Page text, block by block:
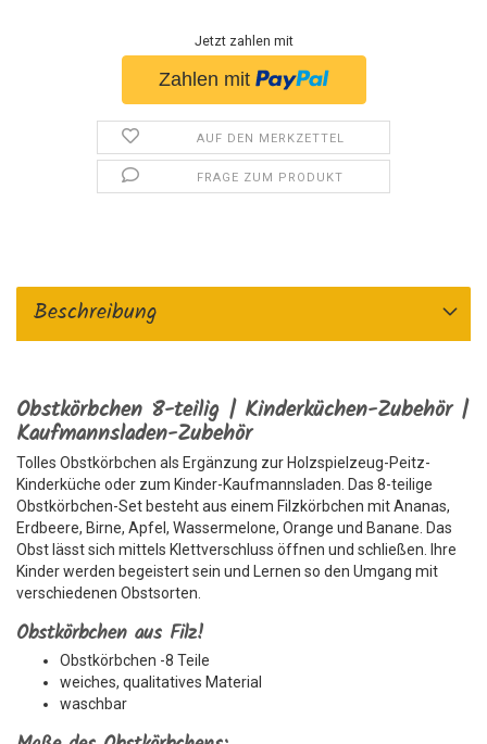
Jetzt zahlen mit
AUF DEN MERKZETTEL
FRAGE ZUM PRODUKT
Beschreibung
Obstkörbchen 8-teilig | Kinderküchen-Zubehör |
Kaufmannsladen-Zubehör
Tolles Obstkörbchen als Ergänzung zur Holzspielzeug-Peitz-
Kinderküche oder zum Kinder-Kaufmannsladen. Das 8-teilige
Obstkörbchen-Set besteht aus einem Filzkörbchen mit Ananas,
Erdbeere, Birne, Apfel, Wassermelone, Orange und Banane. Das
Obst lässt sich mittels Klettverschluss öffnen und schließen. Ihre
Kinder werden begeistert sein und Lernen so den Umgang mit
verschiedenen Obstsorten.
Obstkörbchen aus Filz!
Obstkörbchen -8 Teile
weiches, qualitatives Material
waschbar